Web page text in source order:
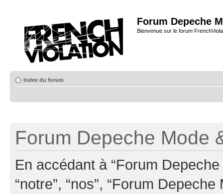
Forum Depeche
Bienvenue sur le forum
Index du forum
Forum Depeche Mode
En accédant à “Forum
“notre”, “nos”, “Forum Depeche